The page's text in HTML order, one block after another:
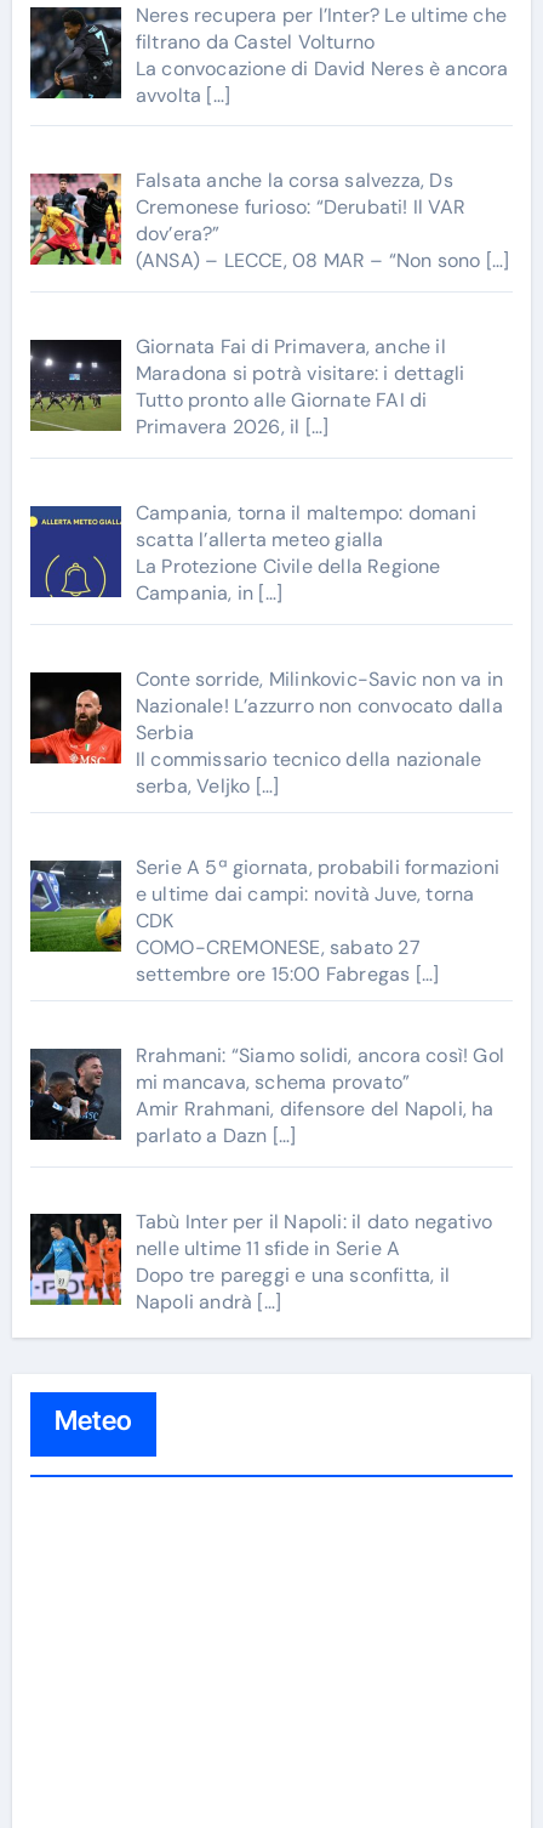
Neres recupera per l’Inter? Le ultime che
filtrano da Castel Volturno
La convocazione di David Neres è ancora
avvolta […]
Falsata anche la corsa salvezza, Ds
Cremonese furioso: “Derubati! Il VAR
dov’era?”
(ANSA) – LECCE, 08 MAR – “Non sono […]
Giornata Fai di Primavera, anche il
Maradona si potrà visitare: i dettagli
Tutto pronto alle Giornate FAI di
Primavera 2026, il […]
Campania, torna il maltempo: domani
scatta l’allerta meteo gialla
La Protezione Civile della Regione
Campania, in […]
Conte sorride, Milinkovic-Savic non va in
Nazionale! L’azzurro non convocato dalla
Serbia
Il commissario tecnico della nazionale
serba, Veljko […]
Serie A 5ª giornata, probabili formazioni
e ultime dai campi: novità Juve, torna
CDK
COMO-CREMONESE, sabato 27
settembre ore 15:00 Fabregas […]
Rrahmani: “Siamo solidi, ancora così! Gol
mi mancava, schema provato”
Amir Rrahmani, difensore del Napoli, ha
parlato a Dazn […]
Tabù Inter per il Napoli: il dato negativo
nelle ultime 11 sfide in Serie A
Dopo tre pareggi e una sconfitta, il
Napoli andrà […]
Meteo